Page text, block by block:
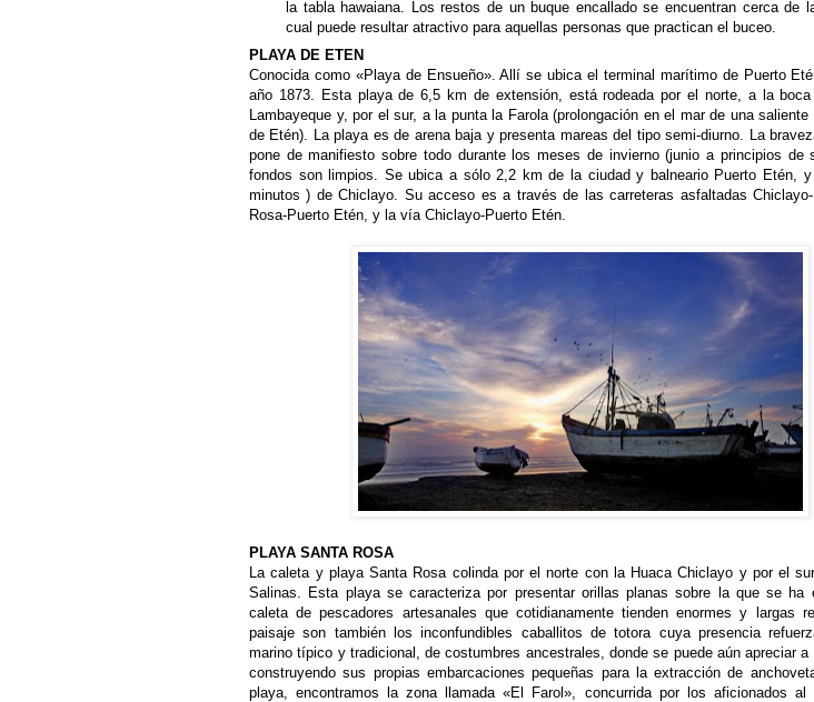
la tabla hawaiana. Los restos de un buque encallado se encuentran cerca de
cual puede resultar atractivo para aquellas personas que practican el buceo.
PLAYA DE ETEN
Conocida como «Playa de Ensueño». Allí se ubica el terminal marítimo de Puerto
año 1873. Esta playa de 6,5 km de extensión, está rodeada por el norte, a la
Lambayeque y, por el sur, a la punta la Farola (prolongación en el mar de una saliente
de Etén). La playa es de arena baja y presenta mareas del tipo semi-diurno. La
pone de manifiesto sobre todo durante los meses de invierno (junio a principios de
fondos son limpios. Se ubica a sólo 2,2 km de la ciudad y balneario Puerto Etén,
minutos ) de Chiclayo. Su acceso es a través de las carreteras asfaltadas Chiclayo-
Rosa-Puerto Etén, y la vía Chiclayo-Puerto Etén.
PLAYA SANTA ROSA
La caleta y playa Santa Rosa colinda por el norte con la Huaca Chiclayo y por el
Salinas. Esta playa se caracteriza por presentar orillas planas sobre la que se ha
caleta de pescadores artesanales que cotidianamente tienden enormes y largas
paisaje son también los inconfundibles caballitos de totora cuya presencia
marino típico y tradicional, de costumbres ancestrales, donde se puede aún apreciar a
construyendo sus propias embarcaciones pequeñas para la extracción de
playa, encontramos la zona llamada «El Farol», concurrida por los aficionados al